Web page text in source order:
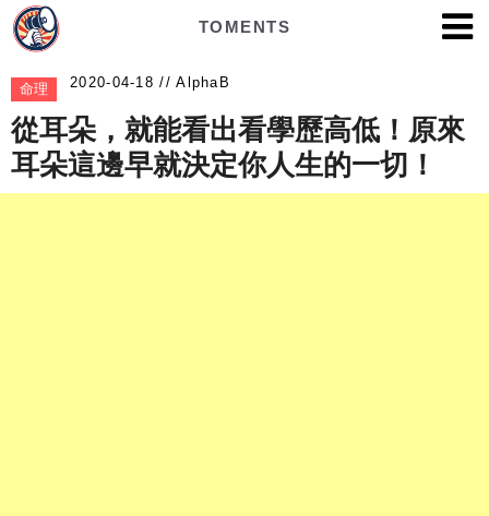
TOMENTS
命理 AlphaB
從耳朵，就能看出看學歷高低！原來
耳朵這邊早就決定你人生的一切！